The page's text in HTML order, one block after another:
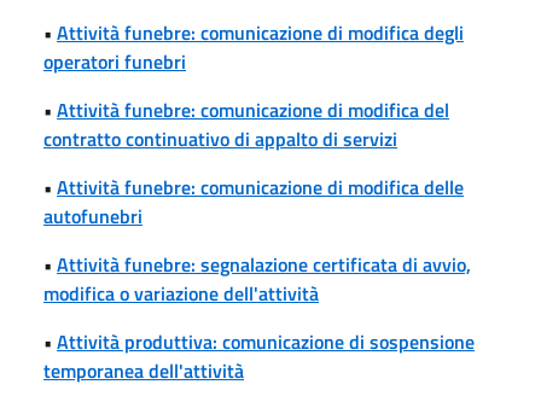
• Attività funebre: comunicazione di modifica degli
operatori funebri
• Attività funebre: comunicazione di modifica del
contratto continuativo di appalto di servizi
• Attività funebre: comunicazione di modifica delle
autofunebri
• Attività funebre: segnalazione certificata di avvio,
modifica o variazione dell'attività
• Attività produttiva: comunicazione di sospensione
temporanea dell'attività